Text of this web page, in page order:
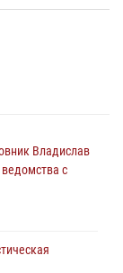
Владислав
с